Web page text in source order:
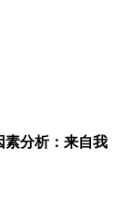
素分析：来自我